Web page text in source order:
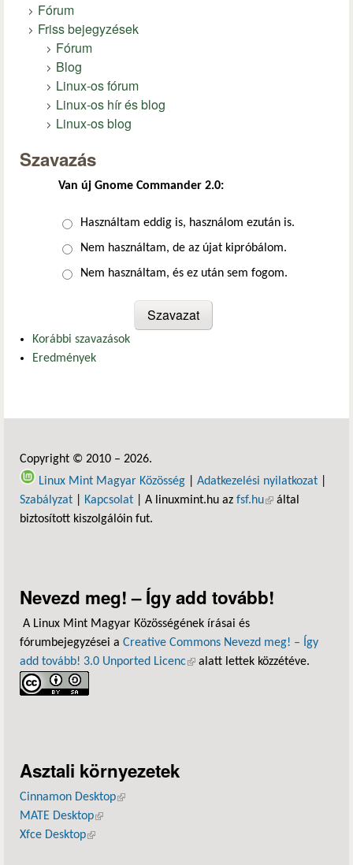
Fórum
Friss bejegyzések
Fórum
Blog
Linux-os fórum
Linux-os hír és blog
Linux-os blog
Szavazás
Van új Gnome Commander 2.0:
Választások
Használtam eddig is, használom ezután is.
Nem használtam, de az újat kipróbálom.
Nem használtam, és ez után sem fogom.
Korábbi szavazások
Eredmények
Copyright © 2010 – 2026.
Linux Mint Magyar Közösség
Adatkezelési nyilatkozat
Szabályzat
Kapcsolat | A linuxmint.hu az fsf.hu(külső hivatkozás)
által
biztosított kiszolgálóin fut.
Nevezd meg! – Így add tovább!
A Linux Mint Magyar Közösségének írásai és
fórumbejegyzései a Creative Commons Nevezd meg! – Így
add tovább! 3.0 Unported Licenc(külső hivatkozás)
alatt lettek közzétéve.
Asztali környezetek
Cinnamon Desktop(külső hivatkozás)
MATE Desktop(külső hivatkozás)
Xfce Desktop(külső hivatkozás)